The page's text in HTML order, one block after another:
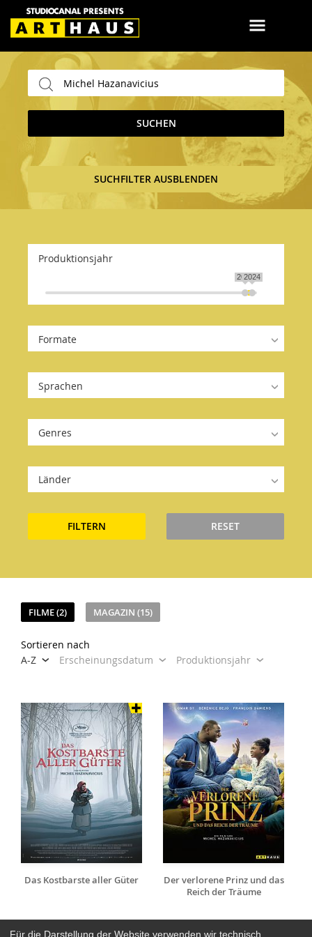
SUCHEN
SUCHFILTER AUSBLENDEN
Produktionsjahr
2020
2024
Formate
Sprachen
Genres
Länder
FILTERN RESET
FILME (2) MAGAZIN (15)
Sortieren nach
A-Z
Erscheinungsdatum Produktionsjahr
Das Kostbarste aller Güter
Der verlorene Prinz und das
Reich der Träume
Für die Darstellung der Website verwenden wir technisch